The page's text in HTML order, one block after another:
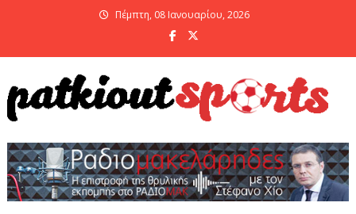
Πέμπτη, 08 Ιανουαρίου, 2026